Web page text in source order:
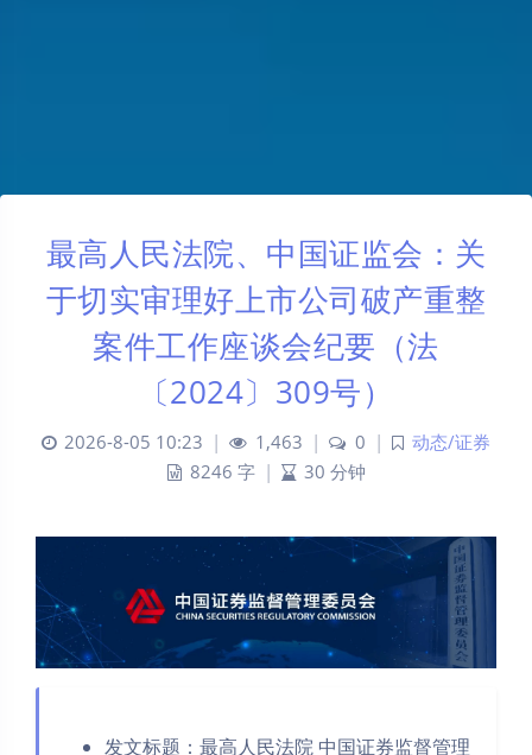
最高人民法院、中国证监会：关
于切实审理好上市公司破产重整
案件工作座谈会纪要（法
〔2024〕309号）
2026-8-05 10:23 1,463 0
动态/证券
8246 字
30 分钟
发文标题：最高人民法院 中国证券监督管理